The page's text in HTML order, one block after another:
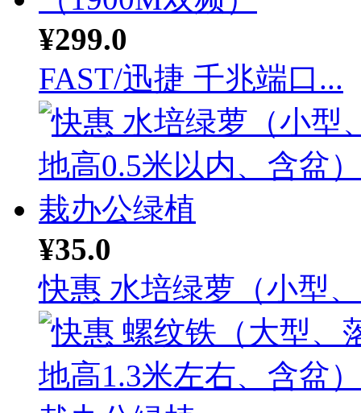
¥299.0
FAST/迅捷 千兆端口...
¥35.0
快惠 水培绿萝（小型